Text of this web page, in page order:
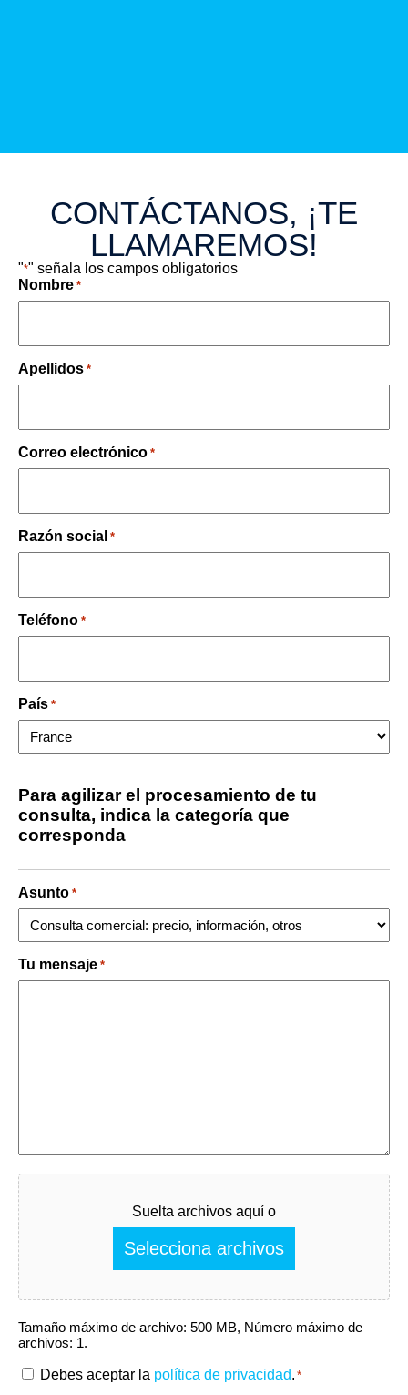
CONTÁCTANOS, ¡TE
LLAMAREMOS!
"*" señala los campos obligatorios
Nombre *
Apellidos *
Correo electrónico *
Razón social *
Teléfono *
País *
Para agilizar el procesamiento de tu
consulta, indica la categoría que
corresponda
Asunto *
Tu mensaje *
Fichier
Suelta archivos aquí o
Selecciona archivos
Tamaño máximo de archivo: 500 MB, Número máximo de
archivos: 1.
RGPDDebes aceptar la política de privacidad. *